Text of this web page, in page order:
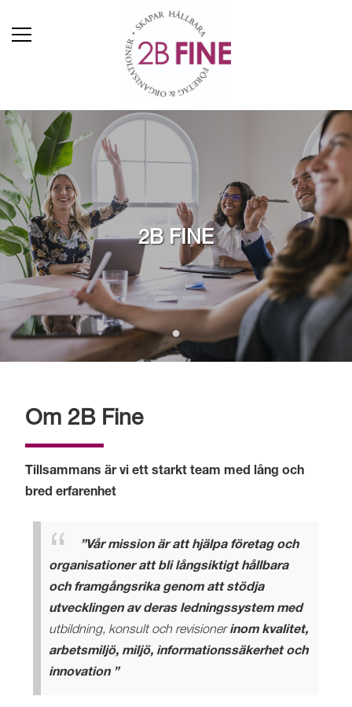
2B FINE
Om 2B Fine
Tillsammans är vi ett starkt team med lång och
bred erfarenhet
”Vår mission är att hjälpa företag och
organisationer att bli långsiktigt hållbara
och framgångsrika genom att stödja
utvecklingen av deras ledningssystem med
utbildning, konsult och revisionerinom kvalitet,
arbetsmiljö, miljö, informationssäkerhet och
innovation ”